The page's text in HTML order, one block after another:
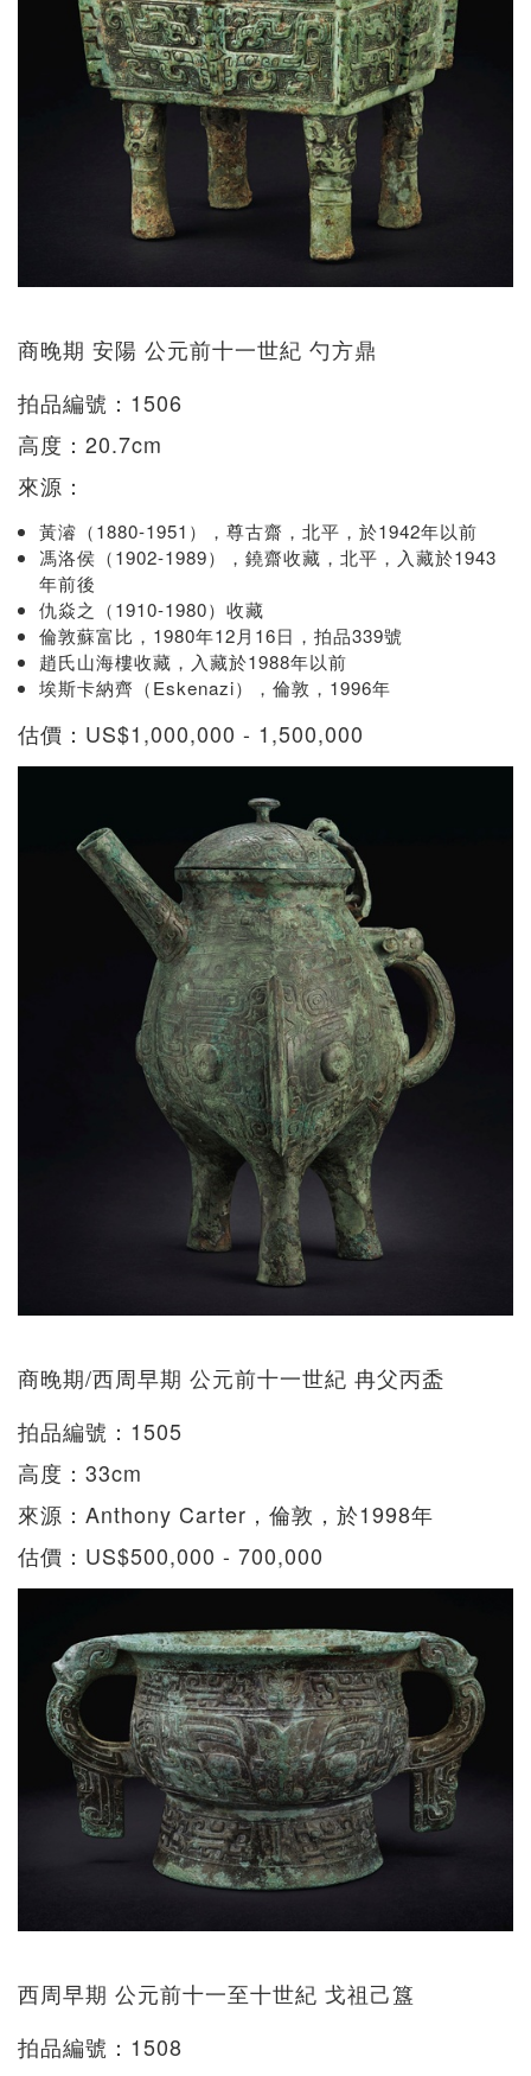
商晚期 安陽 公元前十一世紀 勺方鼎
拍品編號：1506
高度：20.7cm
來源：
黃濬（1880-1951），尊古齋，北平，於1942年以前
馮洛侯（1902-1989），鐃齋收藏，北平，入藏於1943
年前後
仇焱之（1910-1980）收藏
倫敦蘇富比，1980年12月16日，拍品339號
趙氏山海樓收藏，入藏於1988年以前
埃斯卡納齊（Eskenazi），倫敦，1996年
估價：US$1,000,000 - 1,500,000
商晚期/西周早期 公元前十一世紀 冉父丙盉
拍品編號：1505
高度：33cm
來源：Anthony Carter，倫敦，於1998年
估價：US$500,000 - 700,000
西周早期 公元前十一至十世紀 戈祖己簋
拍品編號：1508